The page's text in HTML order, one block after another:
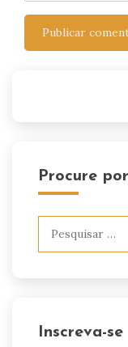
Procure
Inscreva-